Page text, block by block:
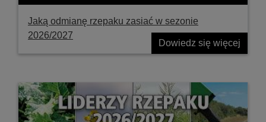
Jaką odmianę rzepaku zasiać w sezonie
2026/2027
Dowiedz się więcej